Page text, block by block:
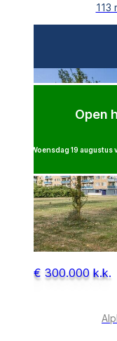
113
€ 300.000 k.k.
Nieuw
Open
Woensdag 19 augustus